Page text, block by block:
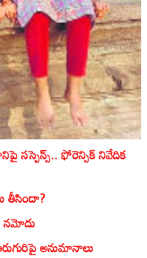
సస్పెన్స్‌.. ఫోరెన్సిక్‌ నివేదిక
తీసిందా?
నమోదు
అనుమానాలు